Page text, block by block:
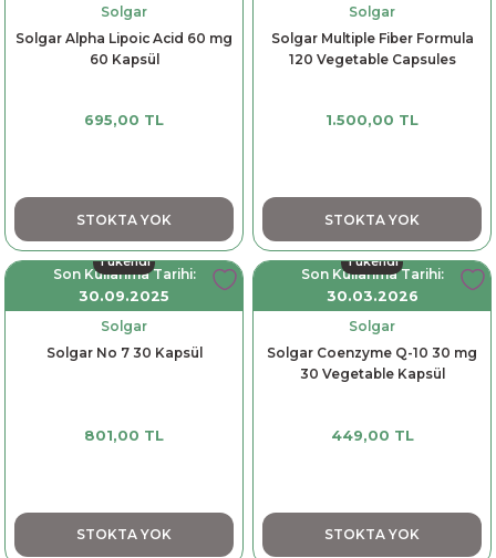
Solgar
Solgar Alpha Lipoic Acid 60 mg
60 Kapsül
695,00 TL
STOKTA YOK
Solgar
Solgar Multiple Fiber Formula
120 Vegetable Capsules
1.500,00 TL
STOKTA YOK
Tükendi
Son Kullanma Tarihi:
30.09.2025
Solgar
Solgar No 7 30 Kapsül
801,00 TL
STOKTA YOK
Tükendi
Son Kullanma Tarihi:
30.03.2026
Solgar
Solgar Coenzyme Q-10 30 mg
30 Vegetable Kapsül
449,00 TL
STOKTA YOK